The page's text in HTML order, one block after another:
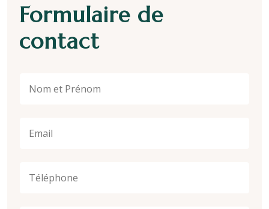
Formulaire de
contact